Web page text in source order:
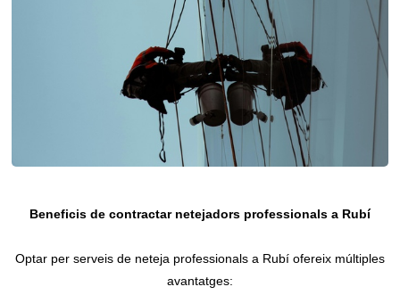
Beneficis de contractar netejadors professionals a Rubí
Optar per serveis de neteja professionals a Rubí ofereix múltiples
avantatges: